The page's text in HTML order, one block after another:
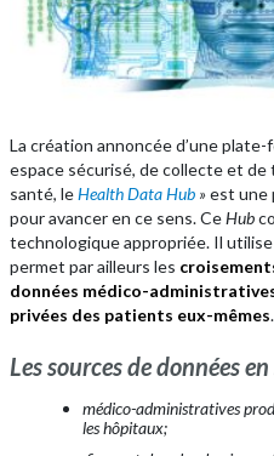
La création annoncée d’une
espace sécurisé, de collecte et
santé, leHealth Data Hub»est une
pour avancer en ce sens. CeHub
technologique appropriée. Il utilise
permet par ailleurs les
données médico-
privées des patients eux-mêmes.
Les sources de données
médico-administratives
les hôpitaux;